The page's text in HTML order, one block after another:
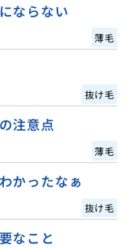
ならない
薄毛
抜け毛
注意点
薄毛
かったなぁ
抜け毛
なこと